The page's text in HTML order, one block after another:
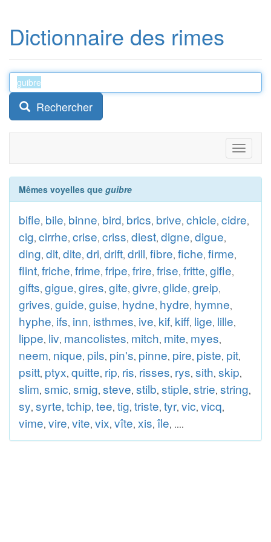
Dictionnaire des rimes
Rechercher
Toggle
Mêmes voyelles que guibre
bifle, bile, binne, bird, brics, brive, chicle, cidre,
cig, cirrhe, crise, criss, diest, digne, digue,
ding, dit, dite, dri, drift, drill, fibre, fiche, firme,
flint, friche, frime, fripe, frire, frise, fritte, gifle,
gifts, gigue, gires, gite, givre, glide, greip,
grives, guide, guise, hydne, hydre, hymne,
hyphe, ifs, inn, isthmes, ive, kif, kiff, lige, lille,
lippe, liv, mancolistes, mitch, mite, myes,
neem, nique, pils, pin's, pinne, pire, piste, pit,
psitt, ptyx, quitte, rip, ris, risses, rys, sith, skip,
slim, smic, smig, steve, stilb, stiple, strie, string,
sy, syrte, tchip, tee, tig, triste, tyr, vic, vicq,
vime, vire, vite, vix, vîte, xis, île, ....